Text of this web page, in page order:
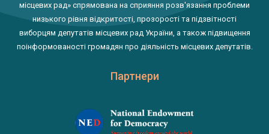
місцевих рад» спрямована на сприяння розв'язання проблеми
низького рівня відкритості, прозорості та підзвітності
виборцям депутатів місцевих рад України, а також підвищення
поінформованості громадян про діяльність місцевих депутатів.
Партнери